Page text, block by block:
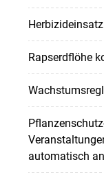
Rapserdflöhe
automatisch